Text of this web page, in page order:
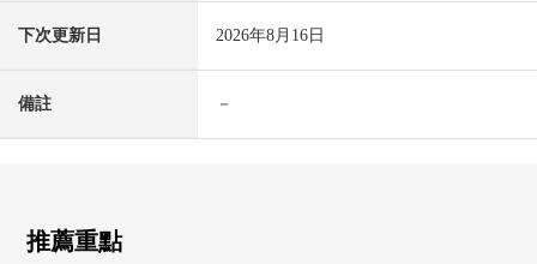
下次更新日 2026年8月16日
備註 －
推薦重點